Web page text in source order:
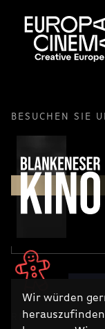
Wir würden
BESUCHEN SIE
RECHTLICHES